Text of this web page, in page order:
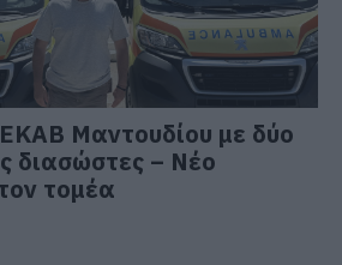
ΕΚΑΒ Μαντουδίου με δύο
διασώστες – Νέο
τομέα